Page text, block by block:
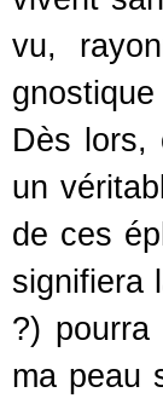
vu,
Dès lors,
un
de ces
signifiera
?) pourra
ma peau